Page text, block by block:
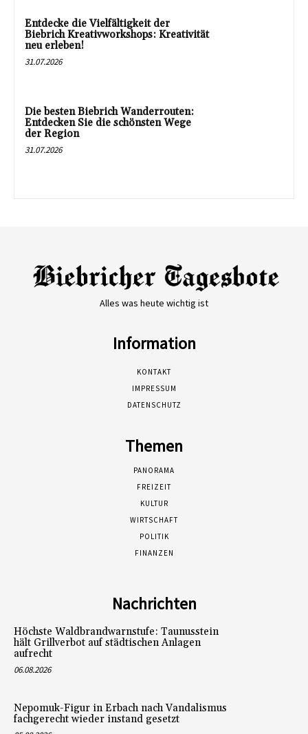
Entdecke die Vielfältigkeit der
Biebrich Kreativworkshops: Kreativität
neu erleben!
31.07.2026
Die besten Biebrich Wanderrouten:
Entdecken Sie die schönsten Wege
der Region
31.07.2026
Alles was heute wichtig ist
Information
KONTAKT
IMPRESSUM
DATENSCHUTZ
Themen
PANORAMA
FREIZEIT
KULTUR
WIRTSCHAFT
POLITIK
FINANZEN
Nachrichten
Höchste Waldbrandwarnstufe: Taunusstein
hält Grillverbot auf städtischen Anlagen
aufrecht
06.08.2026
Nepomuk-Figur in Erbach nach Vandalismus
fachgerecht wieder instand gesetzt